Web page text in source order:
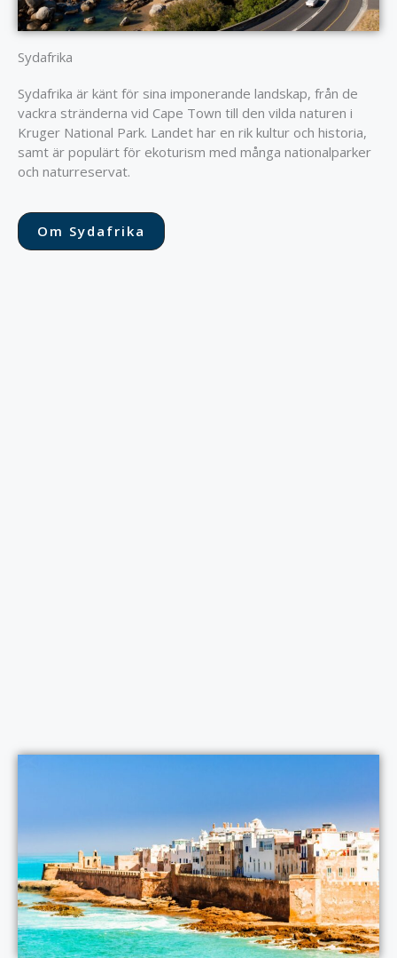
Sydafrika
Sydafrika är känt för sina imponerande landskap, från de
vackra stränderna vid Cape Town till den vilda naturen i
Kruger National Park. Landet har en rik kultur och historia,
samt är populärt för ekoturism med många nationalparker
och naturreservat.
Om Sydafrika